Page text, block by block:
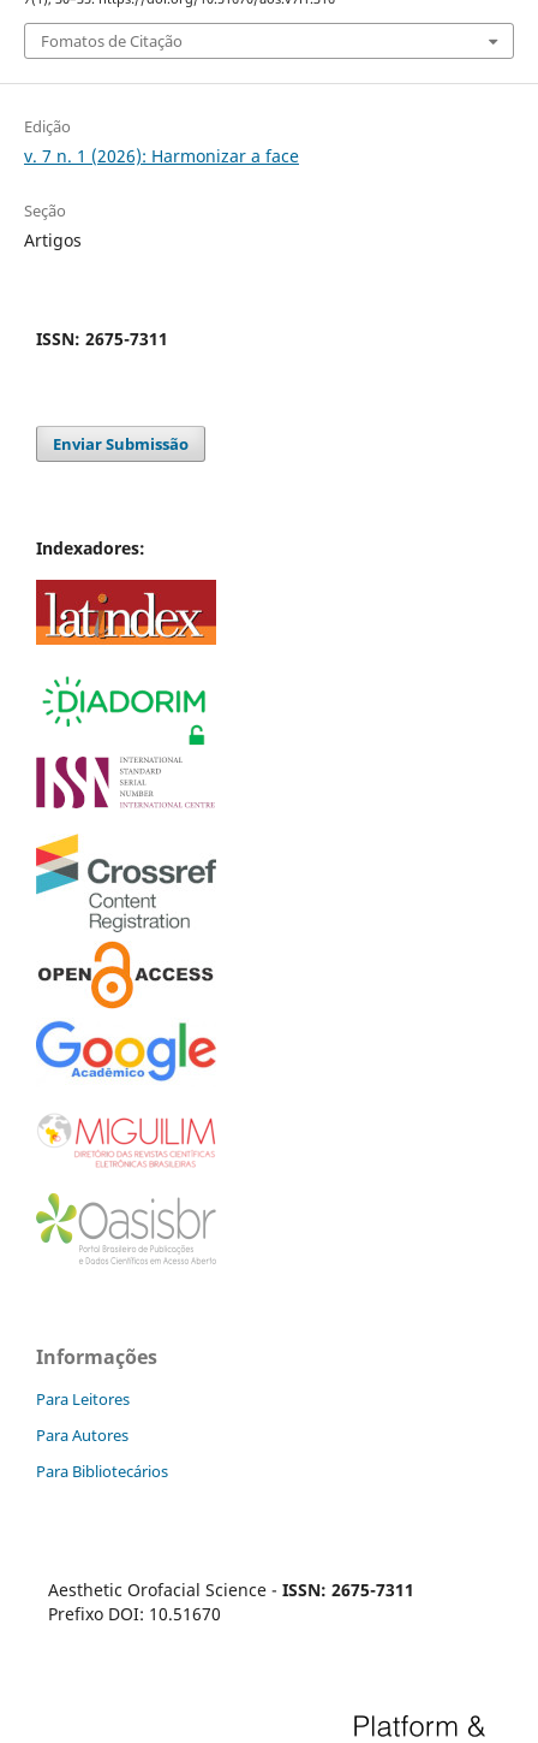
Fomatos de Citação
Edição
v. 7 n. 1 (2026): Harmonizar a face
Seção
Artigos
ISSN: 2675-7311
Enviar Submissão
Indexadores:
Informações
Para Leitores
Para Autores
Para Bibliotecários
Aesthetic Orofacial Science - ISSN: 2675-7311
Prefixo DOI: 10.51670